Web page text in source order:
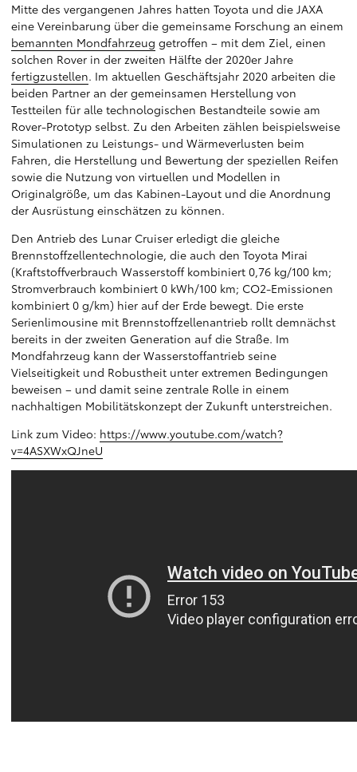
Mitte des vergangenen Jahres hatten Toyota und die JAXA
eine Vereinbarung über die gemeinsame Forschung an einem
bemannten Mondfahrzeug getroffen – mit dem Ziel, einen
solchen Rover in der zweiten Hälfte der 2020er Jahre
fertigzustellen. Im aktuellen Geschäftsjahr 2020 arbeiten die
beiden Partner an der gemeinsamen Herstellung von
Testteilen für alle technologischen Bestandteile sowie am
Rover-Prototyp selbst. Zu den Arbeiten zählen beispielsweise
Simulationen zu Leistungs- und Wärmeverlusten beim
Fahren, die Herstellung und Bewertung der speziellen Reifen
sowie die Nutzung von virtuellen und Modellen in
Originalgröße, um das Kabinen-Layout und die Anordnung
der Ausrüstung einschätzen zu können.
Den Antrieb des Lunar Cruiser erledigt die gleiche
Brennstoffzellentechnologie, die auch den Toyota Mirai
(Kraftstoffverbrauch Wasserstoff kombiniert 0,76 kg/100 km;
Stromverbrauch kombiniert 0 kWh/100 km; CO2-Emissionen
kombiniert 0 g/km) hier auf der Erde bewegt. Die erste
Serienlimousine mit Brennstoffzellenantrieb rollt demnächst
bereits in der zweiten Generation auf die Straße. Im
Mondfahrzeug kann der Wasserstoffantrieb seine
Vielseitigkeit und Robustheit unter extremen Bedingungen
beweisen – und damit seine zentrale Rolle in einem
nachhaltigen Mobilitätskonzept der Zukunft unterstreichen.
Link zum Video: https://www.youtube.com/watch?
v=4ASXWxQJneU